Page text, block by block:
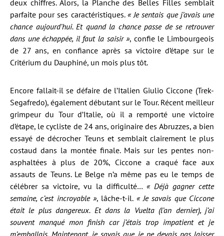
deux chiffres. Alors, la Planche des Belles Filles semblait
parfaite pour ses caractéristiques. « Je sentais que j’avais une
chance aujourd’hui. Et quand la chance passe de se retrouver
dans une échappée, il faut la saisir », confie le Limbourgeois
de 27 ans, en confiance après sa victoire d’étape sur le
Critérium du Dauphiné, un mois plus tôt.
Encore fallait-il se défaire de l’Italien Giulio Ciccone (Trek-
Segafredo), également débutant sur le Tour. Récent meilleur
grimpeur du Tour d’Italie, où il a remporté une victoire
d’étape, le cycliste de 24 ans, originaire des Abruzzes, a bien
essayé de décrocher Teuns et semblait clairement le plus
costaud dans la montée finale. Mais sur les pentes non-
asphaltées à plus de 20%, Ciccone a craqué face aux
assauts de Teuns. Le Belge n’a même pas eu le temps de
célébrer sa victoire, vu la difficulté… « Déjà gagner cette
semaine, c’est incroyable », lâche-t-il. « Je savais que Ciccone
était le plus dangereux. Et dans la Vuelta (l’an dernier), j’ai
souvent manqué mon finish car j’étais trop impatient et je
m’emballais. Maintenant, je savais que je ne devais pas laisser